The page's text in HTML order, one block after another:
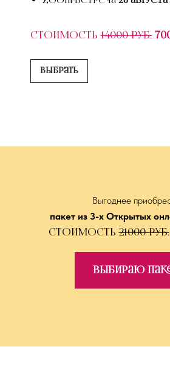
Стоимость 14000 руб.
Выбрать
Выгоднее
пакет из 3-х Открытых
Стоимость21000 руб.
Выбираю